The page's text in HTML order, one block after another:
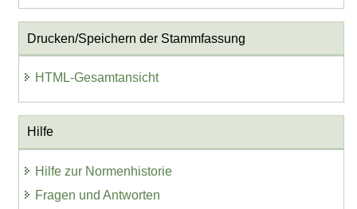
Drucken/Speichern der Stammfassung
HTML-Gesamtansicht
Hilfe
Hilfe zur Normenhistorie
Fragen und Antworten